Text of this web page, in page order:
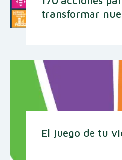
transformar
El juego de tu